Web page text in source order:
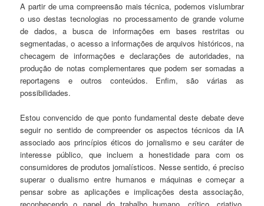
A partir de uma compreensão mais técnica, podemos vislumbrar
o uso destas tecnologias no processamento de grande volume
de dados, a busca de informações em bases restritas ou
segmentadas, o acesso a informações de arquivos históricos, na
checagem de informações e declarações de autoridades, na
produção de notas complementares que podem ser somadas a
reportagens e outros conteúdos. Enfim, são várias as
possibilidades.
Estou convencido de que ponto fundamental deste debate deve
seguir no sentido de compreender os aspectos técnicos da IA
associado aos princípios éticos do jornalismo e seu caráter de
interesse público, que incluem a honestidade para com os
consumidores de produtos jornalísticos. Nesse sentido, é preciso
superar o dualismo entre humanos e máquinas e começar a
pensar sobre as aplicações e implicações desta associação,